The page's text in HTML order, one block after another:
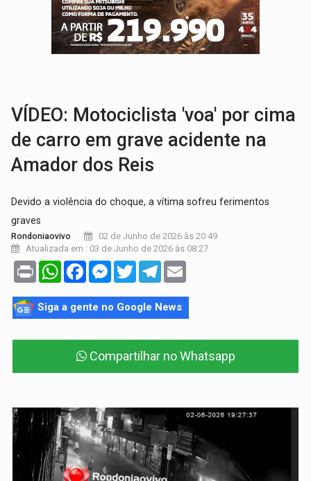
VÍDEO:Perseguição é registrada no shopping após colombiana furtar
CAPOTAMENTO:Motorista causa grave acidente com HR-V e
VÍDEO: Motociclista 'voa' por cima
de carro em grave acidente na
Amador dos Reis
Devido a violência do choque, a vítima sofreu ferimentos
graves
Rondoniaovivo
02 de Junho de 2026 às 20:49
Atualizada em : 03 de Junho de 2026 às 08:27
Print WhatsAppFacebookMessenger
TwitterTelegram
Siga a gente no Google News
Compartilhar no Whatsapp